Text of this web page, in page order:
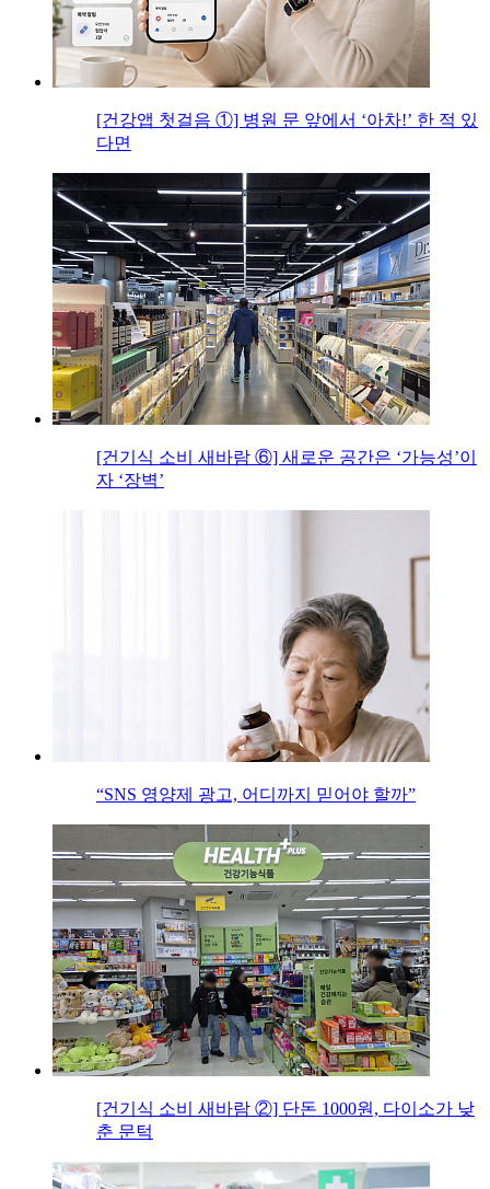
[건강앱 첫걸음 ①] 병원 문 앞에서 ‘아차!’ 한 적 있
다면
[건기식 소비 새바람 ⑥] 새로운 공간은 ‘가능성’이
자 ‘장벽’
“SNS 영양제 광고, 어디까지 믿어야 할까”
[건기식 소비 새바람 ②] 단돈 1000원, 다이소가 낮
춘 문턱